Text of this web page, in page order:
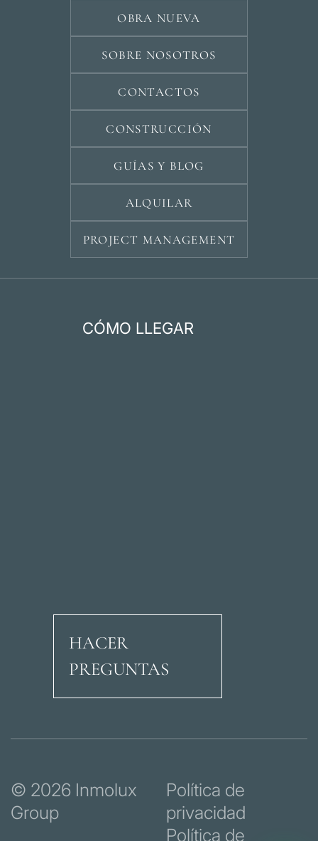
OBRA NUEVA
SOBRE NOSOTROS
CONTACTOS
CONSTRUCCIÓN
GUÍAS Y BLOG
ALQUILAR
PROJECT MANAGEMENT
CÓMO LLEGAR
Avenida Ricardo
HACER
PREGUNTAS
© 2026 Inmolux
Group
Política de
privacidad
Política de